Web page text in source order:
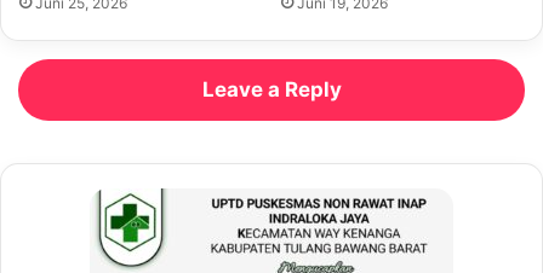
Leave a Reply